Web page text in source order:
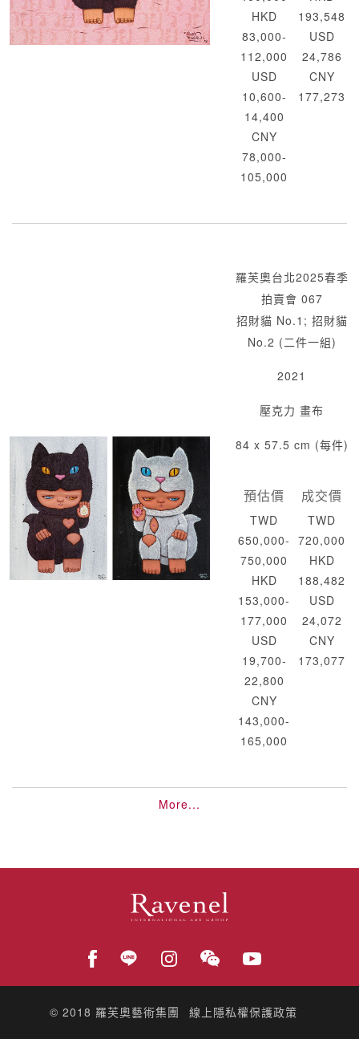
HKD
83,000-
112,000
USD
10,600-
14,400
CNY
78,000-
105,000
193,548
USD
24,786
CNY
177,273
羅芙奧台北2025春季
拍賣會 067
招財貓 No.1; 招財貓
No.2 (二件一組)
2021
壓克力 畫布
84 x 57.5 cm (每件)
預估價
TWD
650,000-
750,000
HKD
153,000-
177,000
USD
19,700-
22,800
CNY
143,000-
165,000
成交價
TWD
720,000
HKD
188,482
USD
24,072
CNY
173,077
More...
© 2018 羅芙奧藝術集團 線上隱私權保護政策